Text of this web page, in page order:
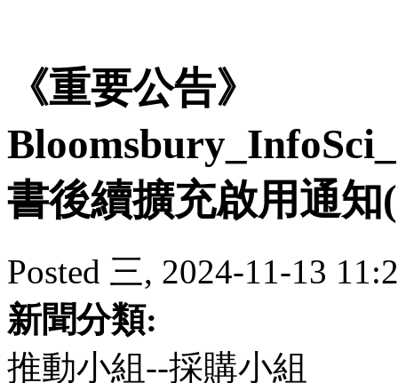
《重要公告》
書後續擴充啟用通
Posted 三, 2024-11-13
新聞分類:
推動小組--採購小組